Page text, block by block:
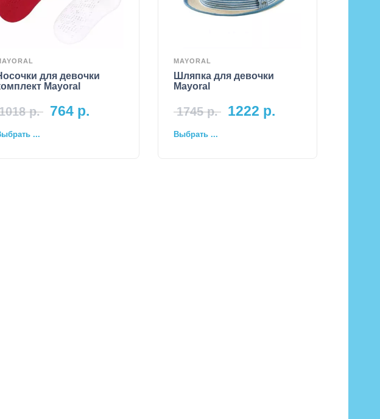
для девочки
Mayoral
р. 764 р.
...
MAYORAL
Шляпка для девочки
Mayoral
1745р. 1222 р.
Выбрать ...